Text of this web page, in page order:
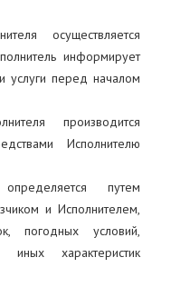
осуществляется
информирует
услуги перед началом
производится
Исполнителю
путем
и Исполнителем,
погодных условий,
характеристик